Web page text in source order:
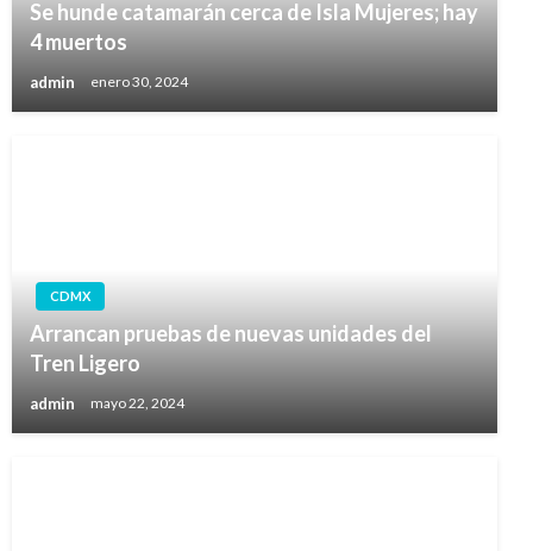
Se hunde catamarán cerca de Isla Mujeres; hay
4 muertos
admin enero 30, 2024
CDMX
Arrancan pruebas de nuevas unidades del
Tren Ligero
admin mayo 22, 2024